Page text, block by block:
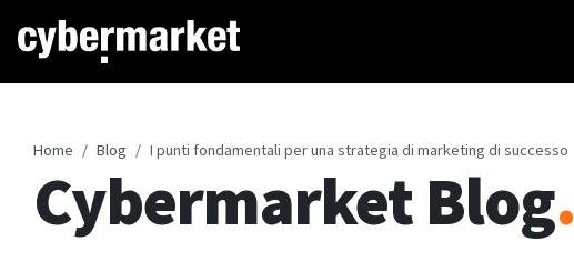
Home Blog I punti fondamentali per una strategia di marketing di successo
Cybermarket Blog.